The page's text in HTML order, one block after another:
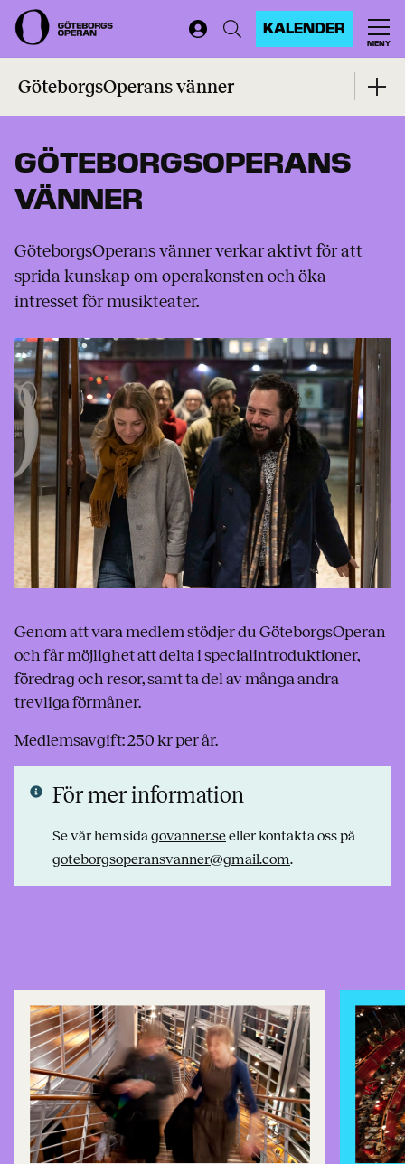
KALENDER
MENY
Start GöteborgsOperans vänner
GÖTEBORGSOPERANS
VÄNNER
GöteborgsOperans vänner verkar aktivt för att
sprida kunskap om operakonsten och öka
intresset för musikteater.
GöteborgsOperans vänner
Genom att vara medlem stödjer du GöteborgsOperan
och får möjlighet att delta i specialintroduktioner,
föredrag och resor, samt ta del av många andra
trevliga förmåner.
Medlemsavgift: 250 kr per år.
För mer information
Se vår hemsida govanner.seeller kontakta oss på
goteborgsoperansvanner@gmail.com.